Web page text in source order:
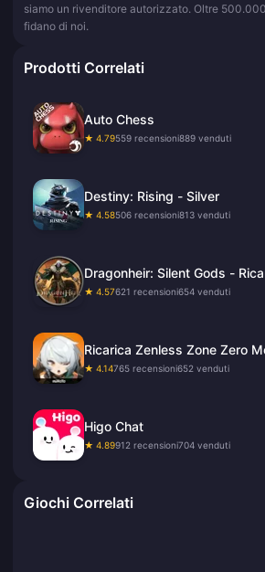
siamo un rivenditore autorizzato. Oltre
fidano di noi.
Prodotti Correlati
Auto Chess
★ 4.79559 recensioni889 venduti
Destiny: Rising - Silver
★ 4.58506 recensioni813 venduti
Dragonheir: Silent Gods -
Crystal
★ 4.57621 recensioni654 venduti
Ricarica Zenless Zone Zero
★ 4.14765 recensioni652 venduti
Higo Chat
★ 4.89912 recensioni704 venduti
Giochi Correlati